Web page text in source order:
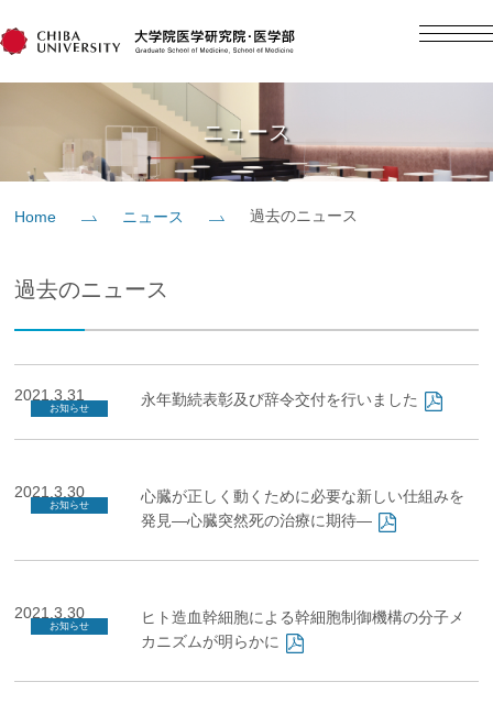
日本語
研究
入学案内
企業の方大学院志望の方医学部志望の方 卒業生の方在学生・教員の方
交通アクセス
ニュース
Home ニュース 過去のニュース
過去のニュース
2021.3.31
お知らせ 永年勤続表彰及び辞令交付を行いました
2021.3.30
お知らせ
心臓が正しく動くために必要な新しい仕組みを
発見―心臓突然死の治療に期待—
2021.3.30
お知らせ
ヒト造血幹細胞による幹細胞制御機構の分子メ
カニズムが明らかに